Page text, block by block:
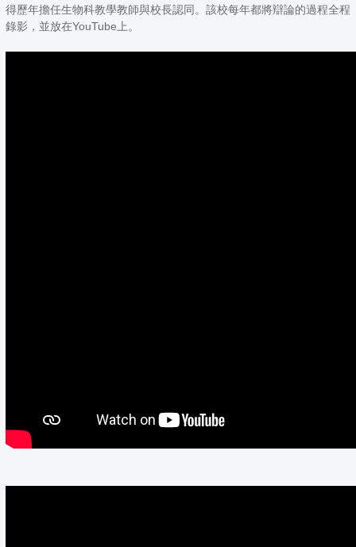
得歷年擔任生物科教學教師與校長認同。該校每年都將辯論的過程全程
錄影，並放在YouTube上。